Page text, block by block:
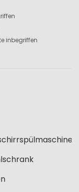
inbegriffen